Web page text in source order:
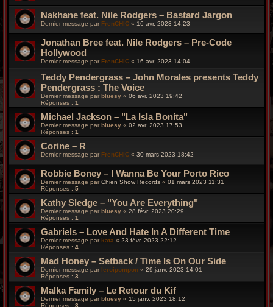
Nakhane feat. Nile Rodgers – Bastard Jargon
Dernier message par FrenCHIC « 16 avr. 2023 14:23
Jonathan Bree feat. Nile Rodgers – Pre-Code
Hollywood
Dernier message par FrenCHIC « 16 avr. 2023 14:04
Teddy Pendergrass – John Morales presents Teddy
Pendergrass : The Voice
Dernier message par bluesy « 06 avr. 2023 19:42
Réponses : 1
Michael Jackson – "La Isla Bonita"
Dernier message parbluesy « 02 avr. 2023 17:53
Réponses : 1
Corine – R
Dernier message par FrenCHIC « 30 mars 2023 18:42
Robbie Boney – I Wanna Be Your Porto Rico
Dernier message parChien Show Records « 01 mars 2023 11:31
Réponses : 5
Kathy Sledge – "You Are Everything"
Dernier message par bluesy « 28 févr. 2023 20:29
Réponses : 1
Gabriels – Love And Hate In A Different Time
Dernier message parkata « 23 févr. 2023 22:12
Réponses : 4
Mad Honey – Setback / Time Is On Our Side
Dernier message par leroipompon « 29 janv. 2023 14:01
Réponses : 3
Malka Family – Le Retour du Kif
Dernier message parbluesy « 15 janv. 2023 18:12
Réponses : 3